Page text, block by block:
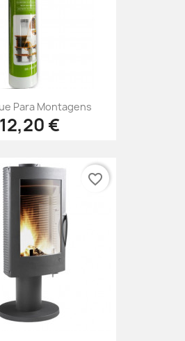
Para Montagens
12,20 €
favorite_border